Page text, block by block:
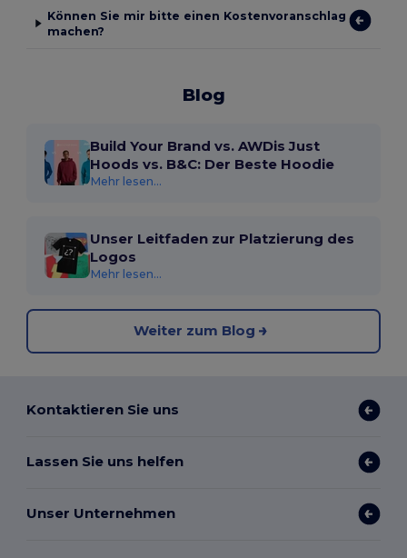
Können Sie mir bitte einen Kostenvoranschlag
machen?
Blog
Build Your Brand vs. AWDis Just
Hoods vs. B&C: Der Beste Hoodie
Mehr lesen...
Unser Leitfaden zur Platzierung des
Logos
Mehr lesen...
Weiter zum Blog
Kontaktieren Sie uns
Lassen Sie uns helfen
Unser Unternehmen